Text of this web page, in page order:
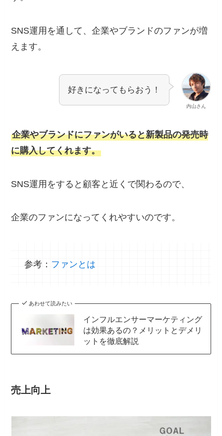
SNS運用を通して、企業やブランドのファンが増
えます。
内山さん
好きになってもらおう！
企業やブランドにファンがいると新製品の発売時
に購入してくれます。
SNS運用をすると顧客と近くで関わるので、
企業のファンになってくれやすいのです。
参考： ファンとは
あわせて読みたい
インフルエンサーマーケティング
は効果あるの？メリットとデメリ
ットを徹底解説
売上向上